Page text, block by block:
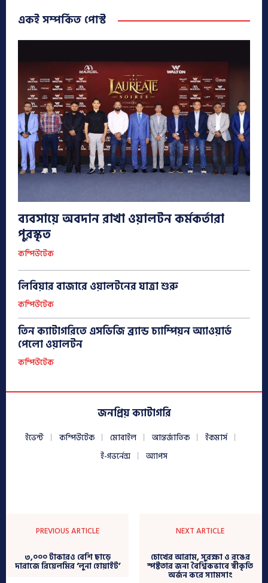
একই সম্পর্কিত পোস্ট
ব্যবসায়ে অবদান রাখা ওয়ালটন কর্মকর্তারা
পুরস্কৃত
কম্পিউটেক
লিবিয়ার বাজারে ওয়ালটনের যাত্রা শুরু
কম্পিউটেক
তিন ক্যাটাগরিতে এসডিজি ব্র্যান্ড চ্যাম্পিয়ন অ্যাওয়ার্ড
পেলো ওয়ালটন
কম্পিউটেক
জনপ্রিয় ক্যাটাগরি
ইভেন্ট কম্পিউটেক মোবাইল আন্তর্জাতিক
ইকমার্স
ই-গভর্নেন্স
অ্যাপস
PREVIOUS ARTICLE
৩,০০০ টাকারও বেশি ছাড়ে
দারাজে রিয়েলমির ‘লুনা হোয়াইট’
NEXT ARTICLE
চোখের আরাম, সুরক্ষা ও রঙের
স্পষ্টতার জন্য বৈশ্বিকভাবে স্বীকৃতি
অর্জন করে স্যামসাং